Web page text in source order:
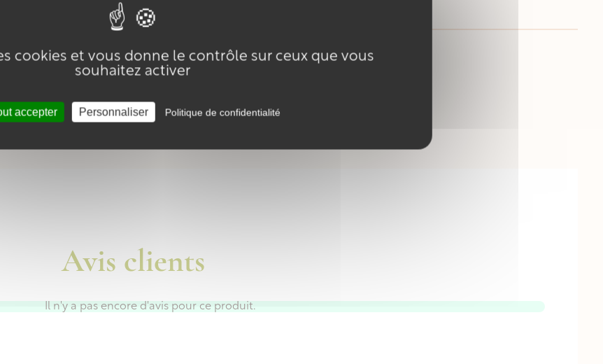
cookies et vous donne le contrôle sur ceux que vous
souhaitez activer
accepter Personnaliser Politique de confidentialité
CONSEILS
toutes les peaux.
ou offrir un clin d'œil à la Vendée.
douceur.
Avis clients
Il n'y a pas encore d'avis pour ce produit.